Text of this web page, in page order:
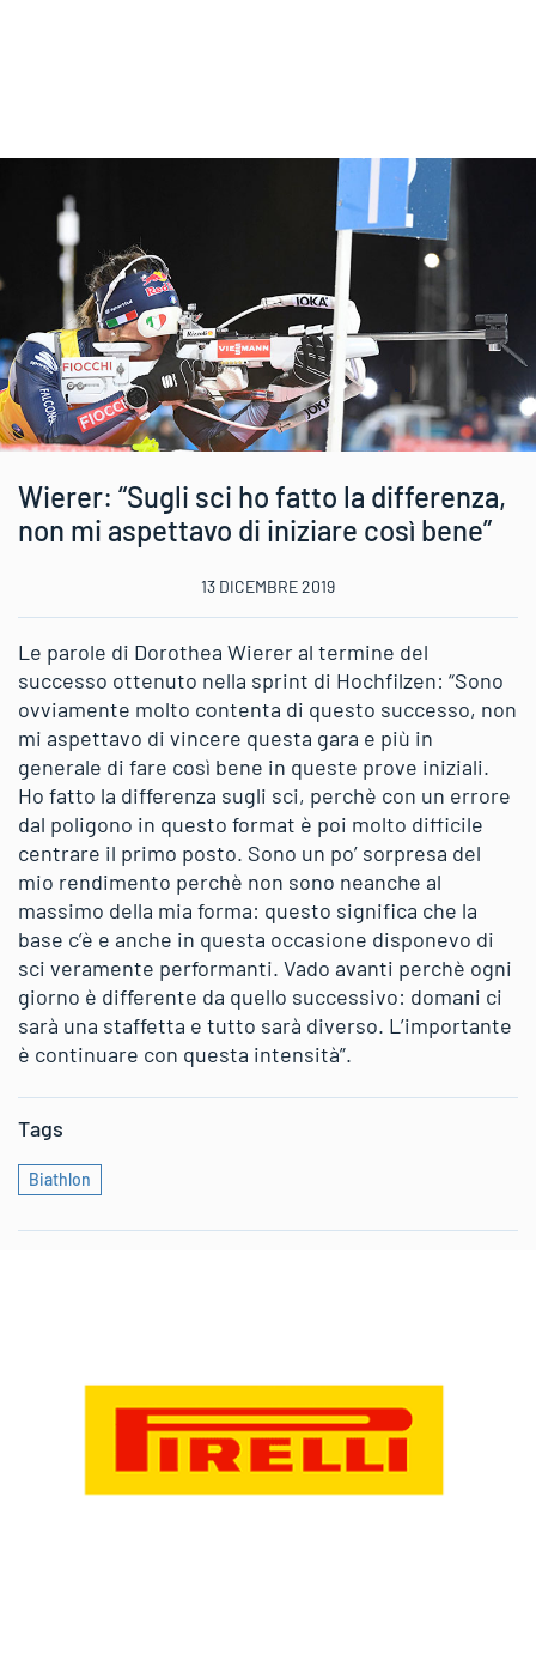
Wierer: “Sugli sci ho fatto la differenza,
non mi aspettavo di iniziare così bene”
13 DICEMBRE 2019
Le parole di Dorothea Wierer al termine del
successo ottenuto nella sprint di Hochfilzen: “Sono
ovviamente molto contenta di questo successo, non
mi aspettavo di vincere questa gara e più in
generale di fare così bene in queste prove iniziali.
Ho fatto la differenza sugli sci, perchè con un errore
dal poligono in questo format è poi molto difficile
centrare il primo posto. Sono un po’ sorpresa del
mio rendimento perchè non sono neanche al
massimo della mia forma: questo significa che la
base c’è e anche in questa occasione disponevo di
sci veramente performanti. Vado avanti perchè ogni
giorno è differente da quello successivo: domani ci
sarà una staffetta e tutto sarà diverso. L’importante
è continuare con questa intensità”.
Tags
Biathlon